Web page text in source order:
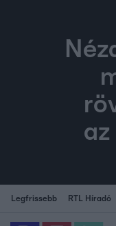
az
Legfrissebb RTL Híradó